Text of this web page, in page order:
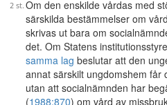
Om den enskilde vårdas med
särskilda bestämmelser om
skrivas ut bara om
det. Om Statens
samma lag beslutar att den
annat särskilt ungdomshem får
utan att socialnämnden har
(1988:870) om vård av